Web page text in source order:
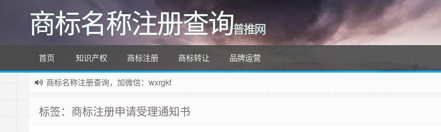
商标名称注册查询普推网
首页 知识产权 商标注册 商标转让 品牌运营
商标名称注册查询，加微信：wxrgkf
标签：商标注册申请受理通知书